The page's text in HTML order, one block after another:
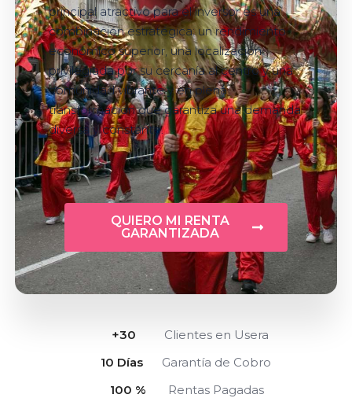
principal atractivo para el inversor es una
combinación estratégica: un rendimiento
económico superior, una localización
privilegiada por su cercanía al centro y una
comunidad vibrante y en plena
transformación que garantiza una demanda
diversa y constante.
QUIERO MI RENTA
GARANTIZADA
+30
Clientes en Usera
10 Días
Garantía de Cobro
100 % Rentas Pagadas